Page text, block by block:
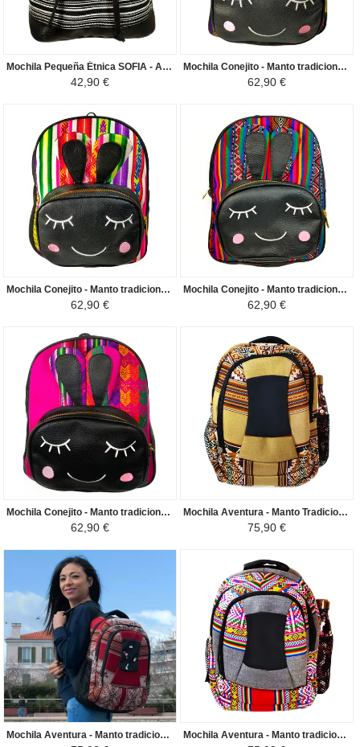
Mochila Pequeña Étnica SOFIA - Artesanal Fabricada en Perú - Blanco/Negro
42,90 €
Mochila Conejito - Manto tradicional Peruano Maíz Morado - Violeta / Negro
62,90 €
Mochila Conejito - Manto tradicional Amazonía Peruana - Blanco con Colorines / Negro
62,90 €
Mochila Conejito - Manto tradicional Peruano Amazonía Peruana - Verde con Colorines / Negro
62,90 €
Mochila Conejito - Manto tradicional Peruano Flor de la Cantuta - Fucsia con Colorines / Negro
62,90 €
Mochila Aventura - Manto Tradicional Peruano - Beige Claro/Tonos Marrones
75,90 €
Mochila Aventura - Manto tradicional Peruano - Vino Mochila Aventura - Manto tradicional Peruano - Gris Claro